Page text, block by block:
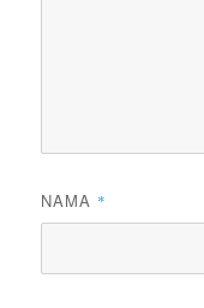
NAMA *